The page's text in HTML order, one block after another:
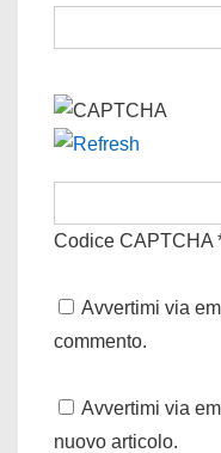
Codice CAPTCHA
Avvertimi via
commento.
Avvertimi via
nuovo articolo.